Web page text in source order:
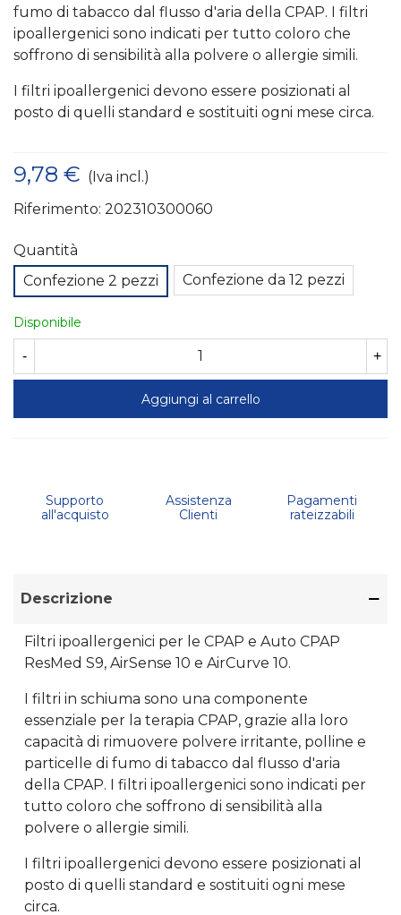
fumo di tabacco dal flusso d'aria della CPAP. I filtri
ipoallergenici sono indicati per tutto coloro che
soffrono di sensibilità alla polvere o allergie simili.
I filtri ipoallergenici devono essere posizionati al
posto di quelli standard e sostituiti ogni mese circa.
9,78 € (Iva incl.)
Riferimento: 202310300060
Quantità
Confezione 2 pezzi
Confezione da 12 pezzi
Disponibile
- +
Aggiungi al carrello
Supporto
all'acquisto
Assistenza
Clienti
Pagamenti
rateizzabili
Descrizione
Filtri ipoallergenici per le CPAP e Auto CPAP
ResMed S9, AirSense 10 e AirCurve 10.
I filtri in schiuma sono una componente
essenziale per la terapia CPAP, grazie alla loro
capacità di rimuovere polvere irritante, polline e
particelle di fumo di tabacco dal flusso d'aria
della CPAP. I filtri ipoallergenici sono indicati per
tutto coloro che soffrono di sensibilità alla
polvere o allergie simili.
I filtri ipoallergenici devono essere posizionati al
posto di quelli standard e sostituiti ogni mese
circa.